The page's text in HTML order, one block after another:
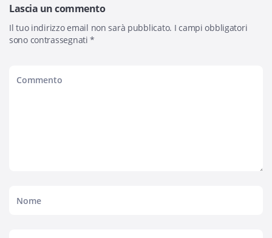
Lascia un commento
Il tuo indirizzo email non sarà pubblicato. I campi obbligatori
sono contrassegnati*